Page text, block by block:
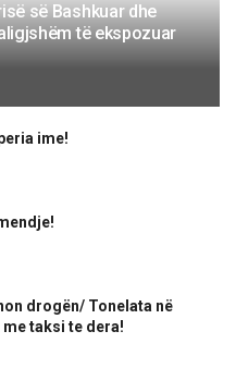
së Bashkuar dhe
të ekspozuar
ime!
drogën/ Tonelata në
taksi te dera!